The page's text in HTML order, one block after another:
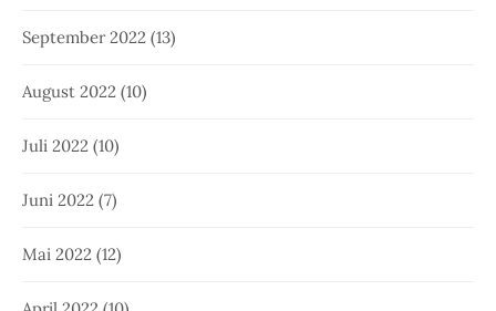
September 2022 (13)
August 2022 (10)
Juli 2022 (10)
Juni 2022 (7)
Mai 2022 (12)